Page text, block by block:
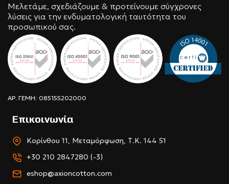
Μελετάμε, σχεδιάζουμε & προτείνουμε σύγχρονες
λύσεις για την ενδυματολογική ταυτότητα του
προσωπικού σας.
ΑΡ. ΓΕΜΗ: 085155202000
Επικοινωνία
Κορίνθου 11, Μεταμόρφωση, Τ.Κ. 144 51
+30 210 2847280 (-3)
eshop@axioncotton.com